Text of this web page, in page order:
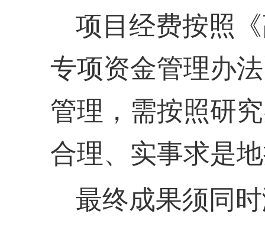
项目经费按照
专项资金管理办
管理，需按照研
合理、实事求是
最终成果须同